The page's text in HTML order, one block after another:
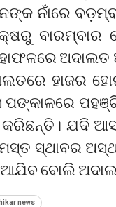
ନାଁରେ ବଡ଼ମ୍ବା
ଅଦାଲତ
ହାଜର
ଯଦି
ସ୍ଥାବର
ବୋଲି
news